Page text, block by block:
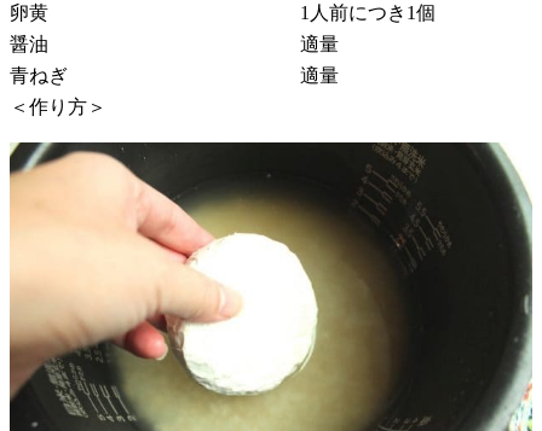
卵黄 1人前につき1個
醤油 適量
青ねぎ 適量
＜作り方＞